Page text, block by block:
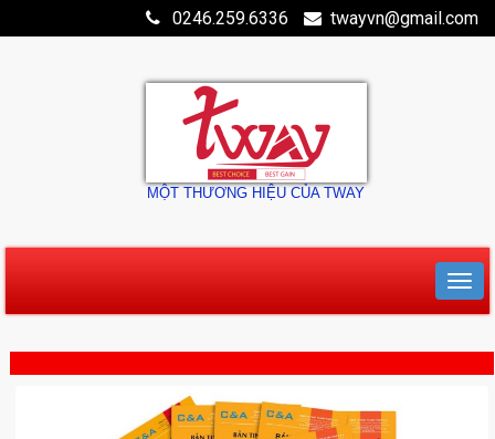
0246.259.6336 twayvn@gmail.com
MỘT THƯƠNG HIỆU CỦA TWAY